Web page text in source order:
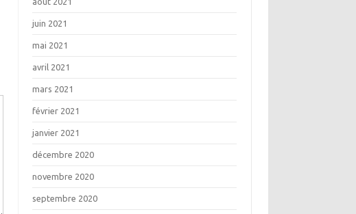
juin 2021
mai 2021
avril 2021
mars 2021
février 2021
janvier 2021
décembre 2020
novembre 2020
septembre 2020